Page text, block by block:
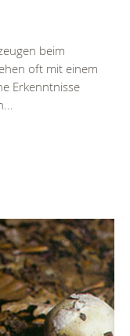
beim
oft mit einem
Erkenntnisse